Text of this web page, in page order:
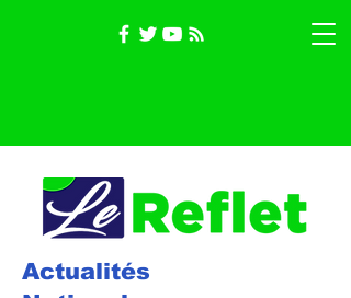
Actualités